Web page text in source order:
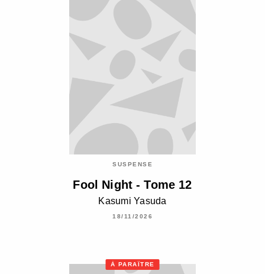
SUSPENSE
Fool Night - Tome 12
Kasumi Yasuda
18/11/2026
À PARAÎTRE